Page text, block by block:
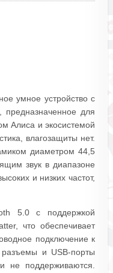
умное устройство с
для
Алиса и экосистемой
влагозащиты нет.
диаметром 44,5
звук в диапазоне
и низких частот,
5.0 с поддержкой
что обеспечивает
подключение к
разъемы и USB-порты
не поддерживаются.